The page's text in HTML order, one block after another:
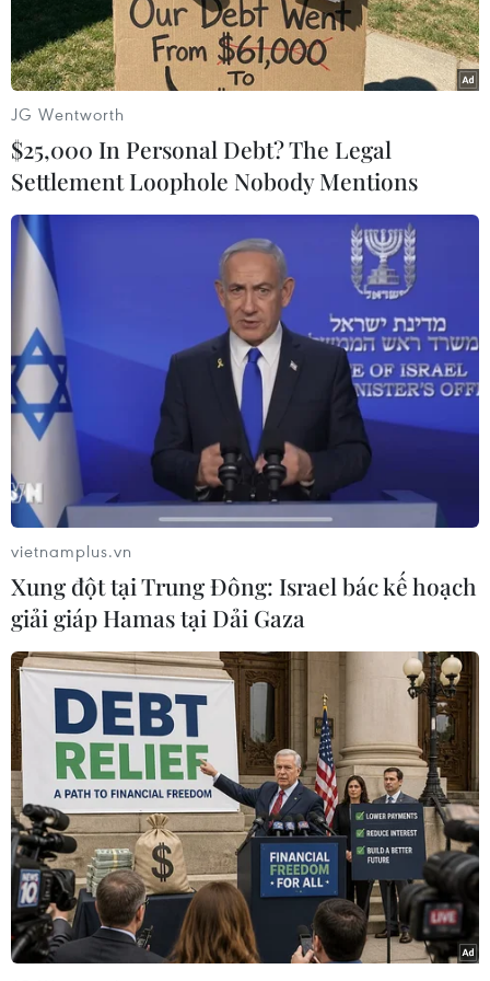
giam về tội phản quốc và làmgián điệp cho
Gruzia.
David Aliev từng được phong quân hàm Trung
quân khu Nam Kavkaz, đã thu thập tin tức tình
báo về hoạt động củaquân khu này và chuyển
cho mẹ để chuyển tiếp cho cơ quan tình báo
Gruzia.
Hai mẹcon Aliev đã được phía Gruzia trả gần
5.000 USD về thông tin tình báo này./.
(Vietnam+)
#Gruzia #Kavkaz #David Aliev
#Gián điệp
Nga
Theo dõi VietnamPlus
JG Wentworth
$25,000 In Personal Debt? The Legal
Settlement Loophole Nobody Mentions
vietnamplus.vn
Xung đột tại Trung Đông: Israel bác kế hoạch
giải giáp Hamas tại Dải Gaza